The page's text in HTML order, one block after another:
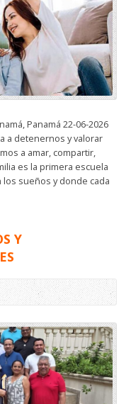
Panamá 22-06-2026
a detenernos y valorar
a amar, compartir,
es la primera escuela
sueños y donde cada
Y